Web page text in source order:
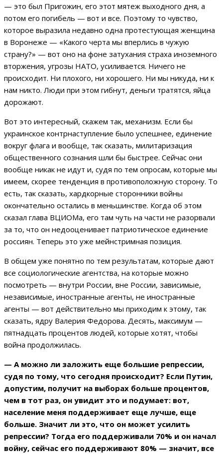
— это был Пригожин, его этот мятеж выходного дня, а
потом его погибель — вот и все. Поэтому то чувство,
которое выразила недавно одна протестующая женщина
в Воронеже — «Какого черта мы вперлись в чужую
страну?» — вот оно на фоне затухания страха иноземного
вторжения, угрозы НАТО, усиливается. Ничего не
происходит. Ни плохого, ни хорошего. Ни мы никуда, ни к
нам никто. Люди при этом гибнут, деньги тратятся, яйца
дорожают.
Вот это интересный, скажем так, механизм. Если бы
украинское контрнаступление было успешнее, единение
вокруг флага и вообще, так сказать, милитаризация
общественного сознания шли бы быстрее. Сейчас они
вообще никак не идут и, судя по тем опросам, которые мы
имеем, скорее тенденция в противоположную сторону. То
есть, так сказать, хардкорные сторонники войны
окончательно остались в меньшинстве. Когда об этом
сказал глава ВЦИОМа, его там чуть на части не разорвали
за то, что он недооценивает патриотическое единение
россиян. Теперь это уже мейнстримная позиция.
В общем уже понятно по тем результатам, которые дают
все социологические агентства, на которые можно
посмотреть — внутри России, вне России, зависимые,
независимые, иностранные агенты, не иностранные
агенты — вот действительно мы приходим к этому, так
сказать, ядру Валерия Федорова. Десять, максимум —
пятнадцать процентов людей, которые хотят, чтобы
война продолжилась.
— А можно ли заложить еще большие репрессии,
судя по тому, что сегодня происходит? Если Путин,
допустим, получит на выборах больше процентов,
чем в тот раз, он увидит это и подумает: вот,
население меня поддерживает еще лучше, еще
больше. Значит ли это, что он может усилить
репрессии? Тогда его поддерживали 70% и он начал
войну, сейчас его поддерживают 80% — значит, все